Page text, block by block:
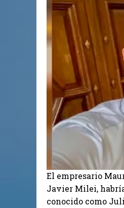
El empresario
Javier Milei,
conocido como